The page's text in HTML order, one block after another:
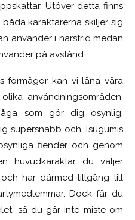
Utöver detta finns
karaktärerna skiljer sig
använder i närstrid medan
på avstånd.
förmågor kan vi låna våra
användningsområden,
som gör dig osynlig,
supersnabb och Tsugumis
fiender och genom
huvudkaraktär du väljer
har därmed tillgång till
Dock får du
så du går inte miste om